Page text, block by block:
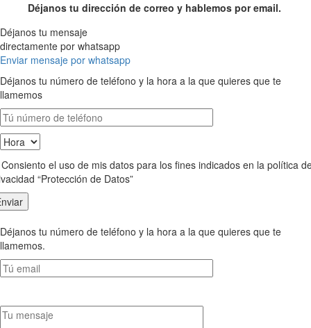
Déjanos tu dirección de correo y hablemos por email.
Déjanos tu mensaje
directamente por whatsapp
Enviar mensaje por whatsapp
Déjanos tu número de teléfono y la hora a la que quieres que te
llamemos
el uso de mis datos para los fines indicados en la política
“Protección de Datos”
Déjanos tu número de teléfono y la hora a la que quieres que te
llamemos.